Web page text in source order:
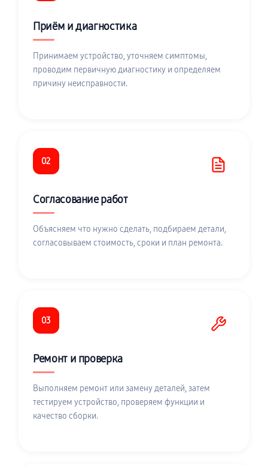
Приём и диагностика
Принимаем устройство, уточняем симптомы,
проводим первичную диагностику и определяем
причину неисправности.
02
Согласование работ
Объясняем что нужно сделать, подбираем детали,
согласовываем стоимость, сроки и план ремонта.
03
Ремонт и проверка
Выполняем ремонт или замену деталей, затем
тестируем устройство, проверяем функции и
качество сборки.